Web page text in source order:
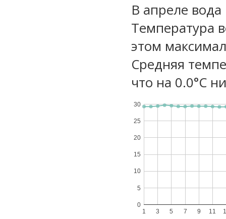
В апреле
Температура
этом
Средняя
что на 0.0°C
1 3 5 7 9 11
0
5
10
15
20
25
30